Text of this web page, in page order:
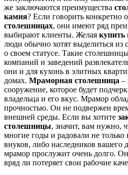
же заключаются преимущества
камня? Если говорить конкретно о
столешницах, они имеют ряд
выбирают клиенты. Желая
люди обычно хотят выделиться из
о своем статусе. Такие
компаний и заведений
они и для кухонь в элитных
домах. Мраморная столешница –
сооружение, которое будет
владельца и его вкус. Мрамор
прочностью. Он не подвержен
внешней среды. Если вы хотите
столешницы, значит, вам нужно,
многие годы и радовали не
внуков, либо наследников вашего
мрамор прослужит очень долго.
вряд ли потеряет свои рабочие